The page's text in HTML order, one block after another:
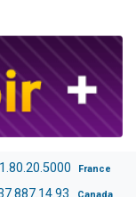
France
Canada